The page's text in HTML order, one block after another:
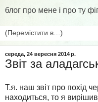
блог про мене і про ту
середа, 24 вересня 2014 р.
Звіт за
Т.я. наш звіт про похід
находиться, то я